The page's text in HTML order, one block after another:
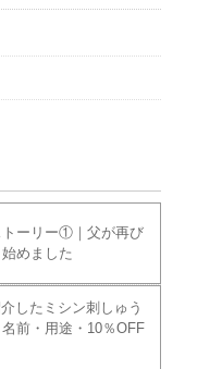
トーリー①｜父が再び
めました
したミシン刺しゅう
前・用途・10％OFF